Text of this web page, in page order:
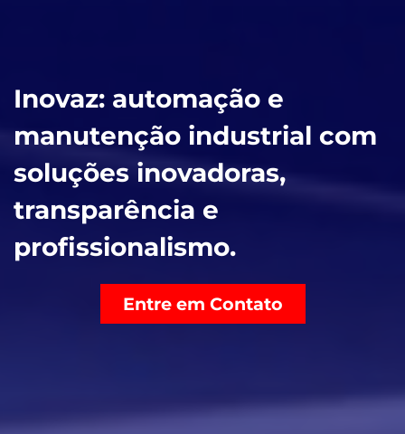
Inovaz: automação e
manutenção industrial com
soluções inovadoras,
transparência e
profissionalismo.
Entre em Contato